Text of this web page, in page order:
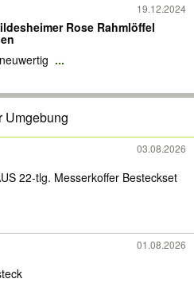
19.12.2024
Rose Rahmlöffel
...
Umgebung
03.08.2026
22-tlg. Messerkoffer Besteckset
01.08.2026